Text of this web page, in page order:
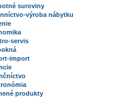
suroviny
výroba nábytku
servis
import
produkty